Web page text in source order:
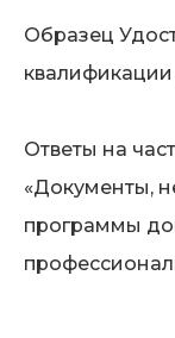
Образец
Ответы на
«Документы,
программы